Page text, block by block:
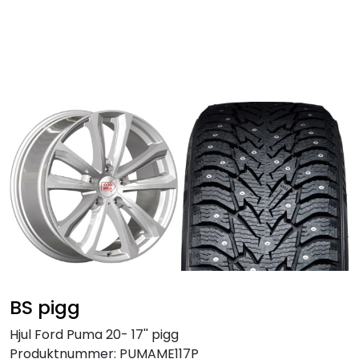
BS pigg
Hjul Ford Puma 20- 17'' pigg
Produktnummer: PUMAME117P
Hjulpakker
Felger
Lastebil
Buss
Anlegg